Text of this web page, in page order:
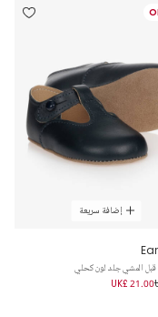
إضافة سريعة
قبل المشي جلد لون كحلي
UK£ 21.00